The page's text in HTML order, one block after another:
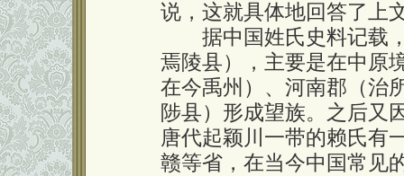
说，这就具体地回答了上
据中国姓氏史料记载，
焉陵县），主要是在中原
在今禹州）、河南郡（治
陟县）形成望族。之后又
唐代起颖川一带的赖氏有
赣等省，在当今中国常见